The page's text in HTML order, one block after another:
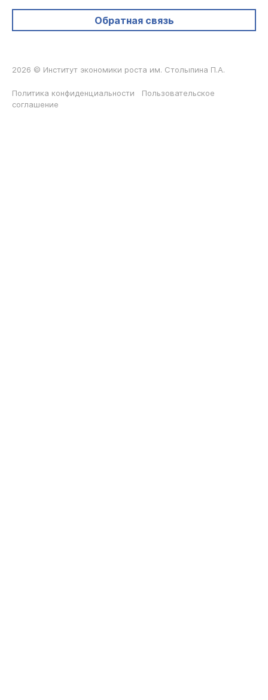
Обратная связь
2026 © Институт экономики роста им. Столыпина П.А.
Политика конфиденциальности
Пользовательское
соглашение